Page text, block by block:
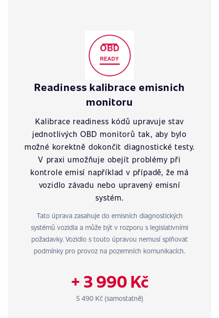
Readiness kalibrace emisnich
monitoru
Kalibrace readiness kódů upravuje stav
jednotlivých OBD monitorů tak, aby bylo
možné korektně dokončit diagnostické testy.
V praxi umožňuje obejít problémy při
kontrole emisí například v případě, že má
vozidlo závadu nebo upravený emisní
systém.
Tato úprava zasahuje do emisních diagnostických
systémů vozidla a může být v rozporu s legislativními
požadavky. Vozidlo s touto úpravou nemusí splňovat
podmínky pro provoz na pozemních komunikacích.
+ 3 990 Kč
5 490 Kč (samostatně)